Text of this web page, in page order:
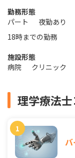
勤務形態
パート
夜勤あり
18時までの勤務
施設形態
病院
クリニック
理学療法
バ